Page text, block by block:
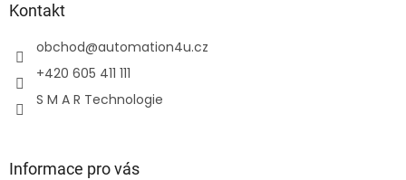
Kontakt
obchod@automation4u.cz
+420 605 411 111
S M A R Technologie
Informace pro vás